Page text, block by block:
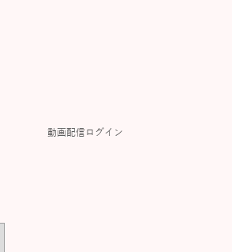
動画配信ログイン